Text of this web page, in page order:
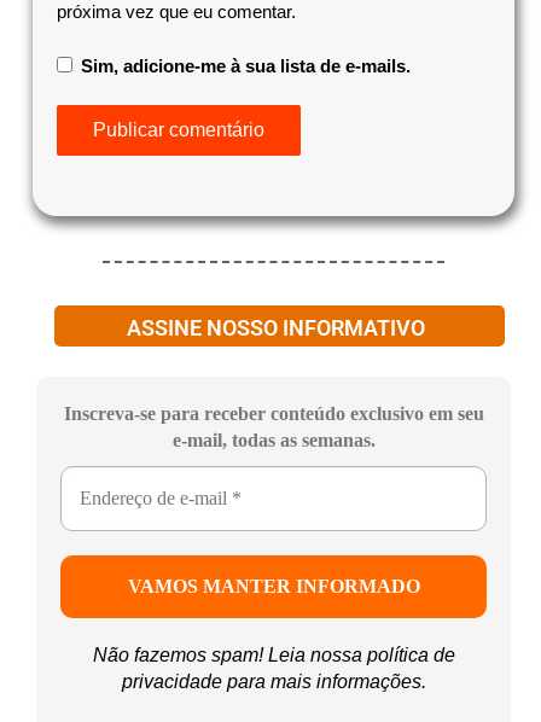
próxima vez que eu comentar.
Sim, adicione-me à sua lista de e-mails.
ASSINE NOSSO INFORMATIVO
Inscreva-se para receber conteúdo exclusivo em seu
e-mail, todas as semanas.
Não fazemos spam! Leia nossa política de
privacidadepara mais informações.